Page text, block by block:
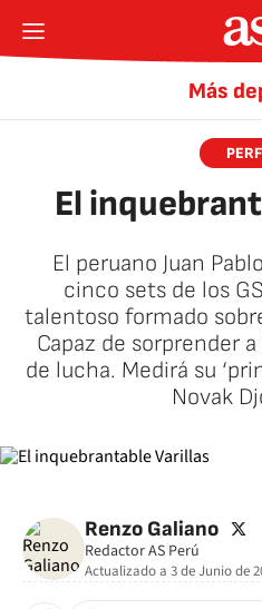
Más
El
El peruano Juan
cinco sets de los
talentoso formado
Capaz de sorprender
de lucha. Medirá su
Novak
Renzo Galiano
Redactor AS Perú
Actualizado a 3 de Junio de